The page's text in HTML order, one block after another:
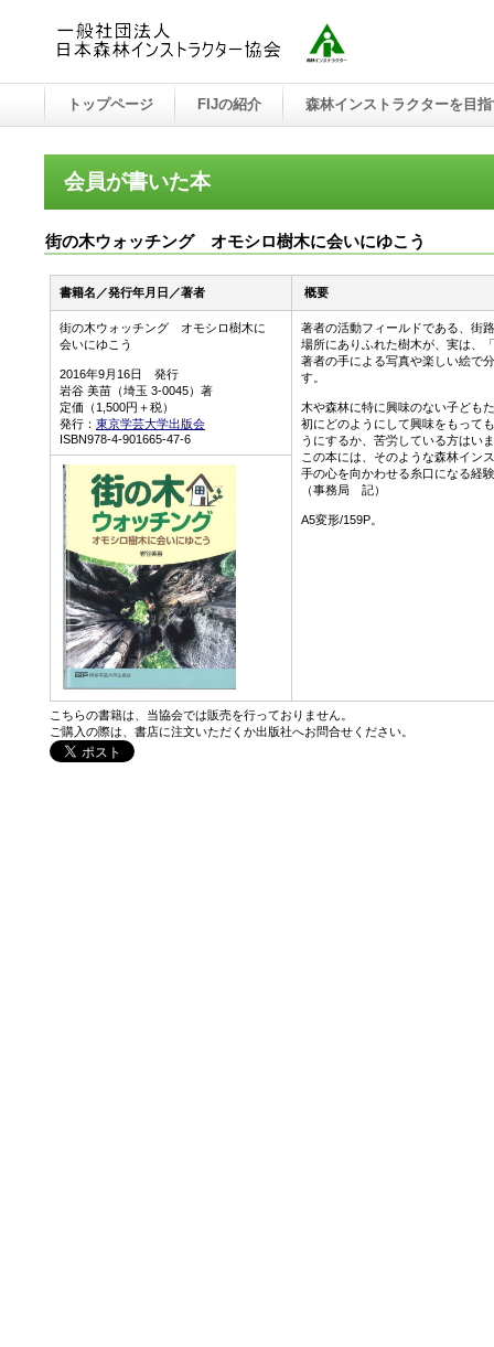
会員が書いた本
街の木ウォッチング オモシロ樹木に会いにゆこう
書籍名／発行年月日／著者 概要
街の木ウォッチング オモシロ樹木に
会いにゆこう
2016年9月16日 発行
岩谷 美苗（埼玉 3-0045）著
定価（1,500円＋税）
発行： 東京学芸大学出版会
ISBN978-4-901665-47-6
著者の活動フィールドである、街
場所にありふれた樹木が、実は、
著者の手による写真や楽しい絵で
す。
木や森林に特に興味のない子ども
初にどのようにして興味をもって
うにするか、苦労している方はい
この本には、そのような森林イン
手の心を向かわせる糸口になる経
（事務局 記）
A5変形/159P。
こちらの書籍は、当協会では販売を行っておりません。
ご購入の際は、書店に注文いただくか出版社へお問合せください。
トップページ FIJの紹介 森林インストラクターを目